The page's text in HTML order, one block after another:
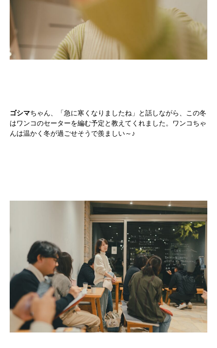
ゴシマちゃん、「急に寒くなりましたね」と話しながら、この冬
はワンコのセーターを編む予定と教えてくれました。ワンコちゃ
んは温かく冬が過ごせそうで羨ましい～♪